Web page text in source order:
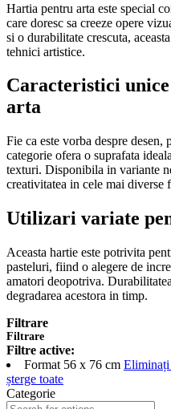
Hartia pentru arta este special
care doresc sa creeze opere
si o durabilitate crescuta,
tehnici artistice.
Caracteristici
arta
Fie ca este vorba despre desen,
categorie ofera o suprafata
texturi. Disponibila in variante
creativitatea in cele mai diverse
Utilizari variate
Aceasta hartie este potrivita
pasteluri, fiind o alegere de
amatori deopotriva.
degradarea acestora in timp.
Filtrare
Filtrare
Filtre active:
Format 56 x 76 cm Eliminați
șterge toate
Categorie